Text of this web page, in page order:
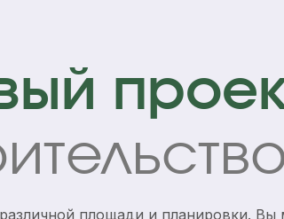
площади и планировки. Вы